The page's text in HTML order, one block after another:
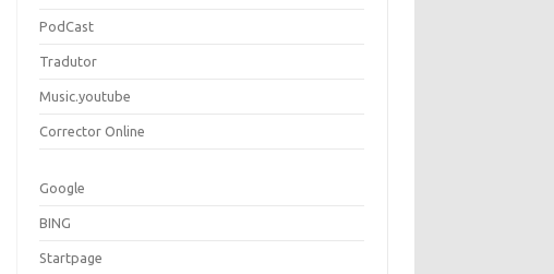
PodCast
Tradutor
Music.youtube
Corrector Online
Google
BING
Startpage